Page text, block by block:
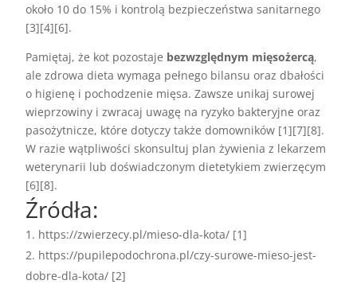
około 10 do 15% i kontrolą bezpieczeństwa sanitarnego
[3][4][6].
Pamiętaj, że kot pozostaje bezwzględnym mięsożercą,
ale zdrowa dieta wymaga pełnego bilansu oraz dbałości
o higienę i pochodzenie mięsa. Zawsze unikaj surowej
wieprzowiny i zwracaj uwagę na ryzyko bakteryjne oraz
pasożytnicze, które dotyczy także domowników [1][7][8].
W razie wątpliwości skonsultuj plan żywienia z lekarzem
weterynarii lub doświadczonym dietetykiem zwierzęcym
[6][8].
Źródła:
https://zwierzecy.pl/mieso-dla-kota/ [1]
https://pupilepodochrona.pl/czy-surowe-mieso-jest-
dobre-dla-kota/ [2]